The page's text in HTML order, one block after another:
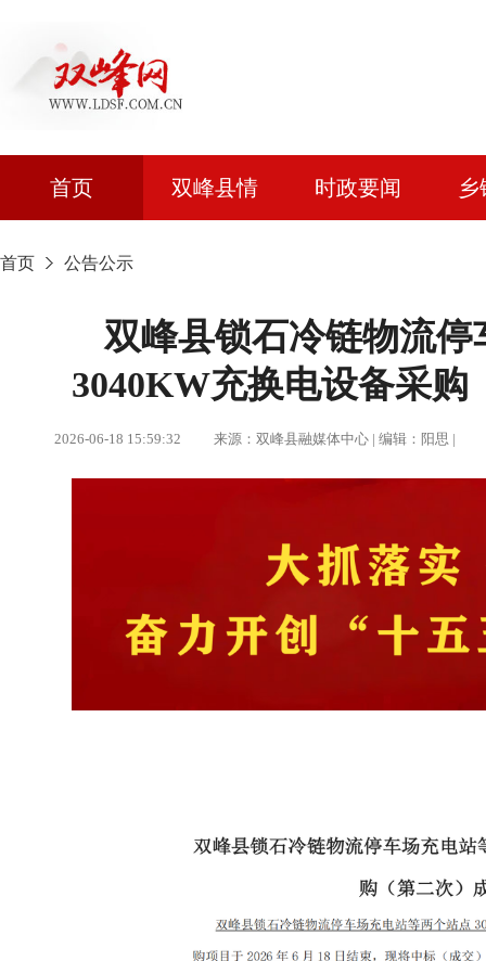
首页 双峰县情 时政要闻
首页 公告公示
双峰县锁石冷链物流
3040KW充换电设备采
2026-06-18 15:59:32 来源：双峰县融媒体中心 | 编辑：阳思 |